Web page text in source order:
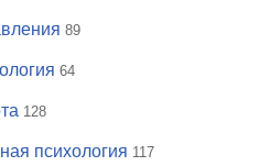
89
64
128
психология 117